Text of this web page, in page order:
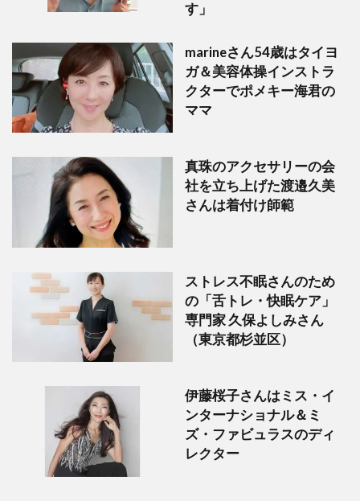
す」
marineさん54歳はタイヨ
ガ＆美容体操インストラ
クターでポメキー海君の
ママ
真珠のアクセサリーの会
社を立ち上げた渡邉久美
さんは着付け師範
ストレス不眠さんのため
の「舌トレ・快眠ケア」
専門家 久保よしみさん
（東京都杉並区）
伊藤桜子さんはミス・イ
ンターナショナル＆ミ
ズ・ファビュラスのディ
レクター